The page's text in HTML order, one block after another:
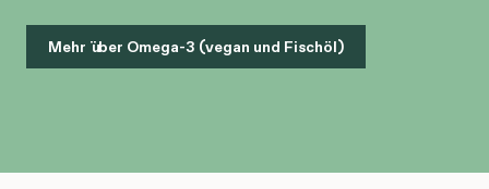
Mehr über Omega-3 (vegan und Fischöl)